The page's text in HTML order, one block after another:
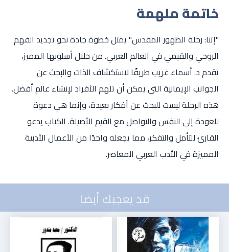
خاتمة ملهمة
"إتنا: رحلة الظهور المقدس" يمثل خطوة جادة نحو تجديد الفهم
الروحي والقيمي في العالم العربي. من خلال أسلوبها المميز،
تقدم د. أسماء غريب طريقًا لاستكشاف الذات والبحث عن
الجوانب الإيمانية التي يمكن أن تلهم الأفراد لإنشاء عالم أفضل.
هذه الرحلة ليست للبحث عن أفكار بعيدة، وإنما هي دعوة
للعودة إلى النفس والتواصل مع القيم الأصيلة. الكتاب يدعو
القارئ للتأمل والتفكر، مما يجعله واحدًا من الأعمال الأدبية
المميزة في الأدب العربي المعاصر.
قد يعجبك أيضاً